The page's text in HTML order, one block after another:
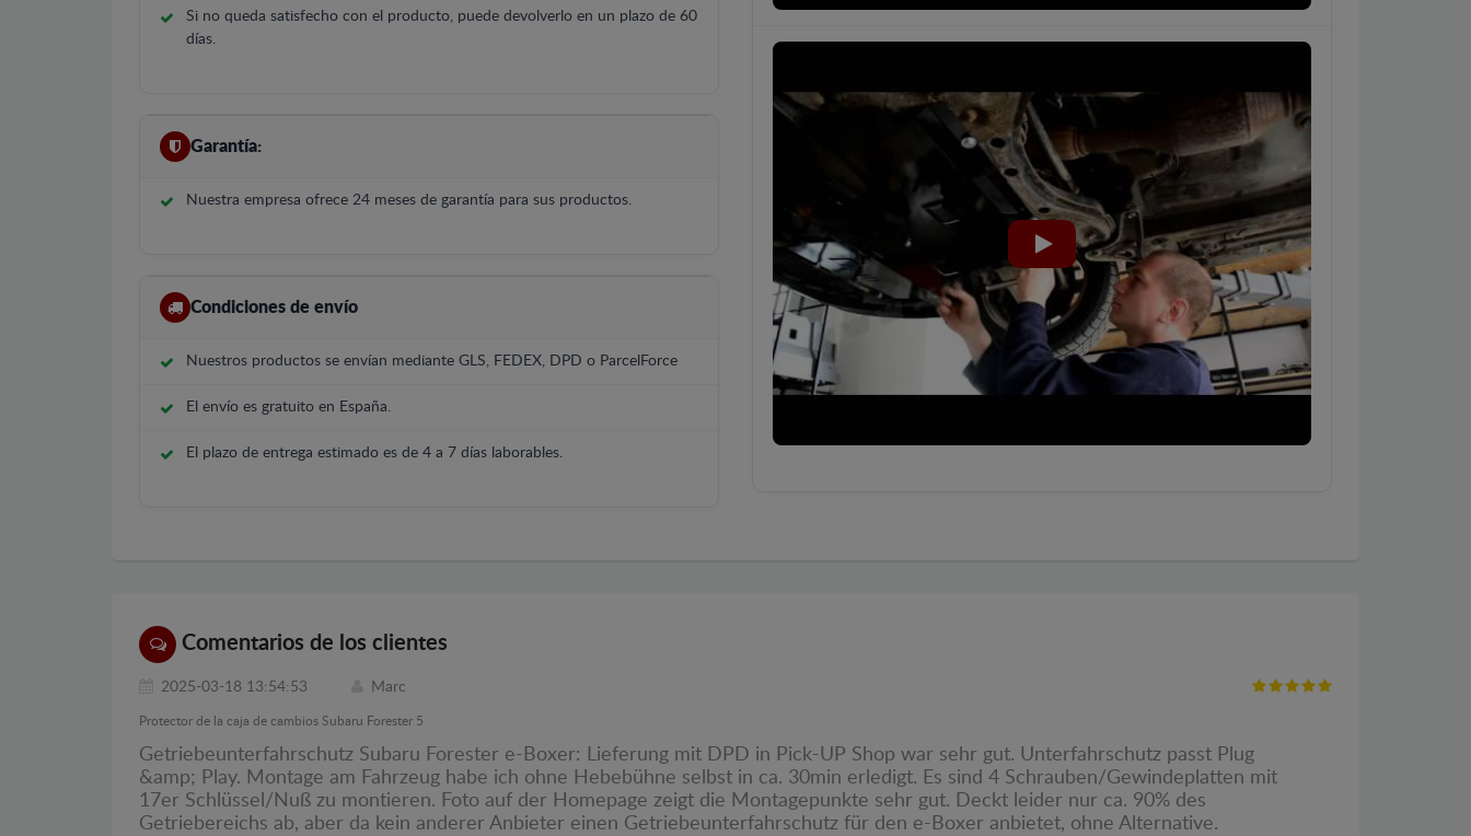
Si no queda satisfecho con el producto, puede devolverlo en un plazo de 60
días.
Garantía:
Nuestra empresa ofrece 24 meses de garantía para sus productos.
Condiciones de envío
Nuestros productos se envían mediante GLS, FEDEX, DPD o ParcelForce
El envío es gratuito en España.
El plazo de entrega estimado es de 4 a 7 días laborables.
Comentarios de los clientes
2025-03-18 13:54:53 Marc
Protector de la caja de cambios Subaru Forester 5
Getriebeunterfahrschutz Subaru Forester e-Boxer: Lieferung mit DPD in Pick-UP Shop war sehr gut. Unterfahrschutz passt Plug
&amp; Play. Montage am Fahrzeug habe ich ohne Hebebühne selbst in ca. 30min erledigt. Es sind 4 Schrauben/Gewindeplatten mit
17er Schlüssel/Nuß zu montieren. Foto auf der Homepage zeigt die Montagepunkte sehr gut. Deckt leider nur ca. 90% des
Getriebereichs ab, aber da kein anderer Anbieter einen Getriebeunterfahrschutz für den e-Boxer anbietet, ohne Alternative.